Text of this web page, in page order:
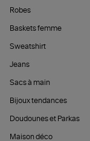
Robes
Baskets femme
Sweatshirt
Jeans
Sacs à main
Bijoux tendances
Doudounes et Parkas
Maison déco